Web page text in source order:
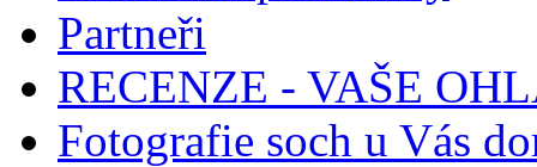
Partneři
RECENZE - VAŠE
Fotografie soch u Vás